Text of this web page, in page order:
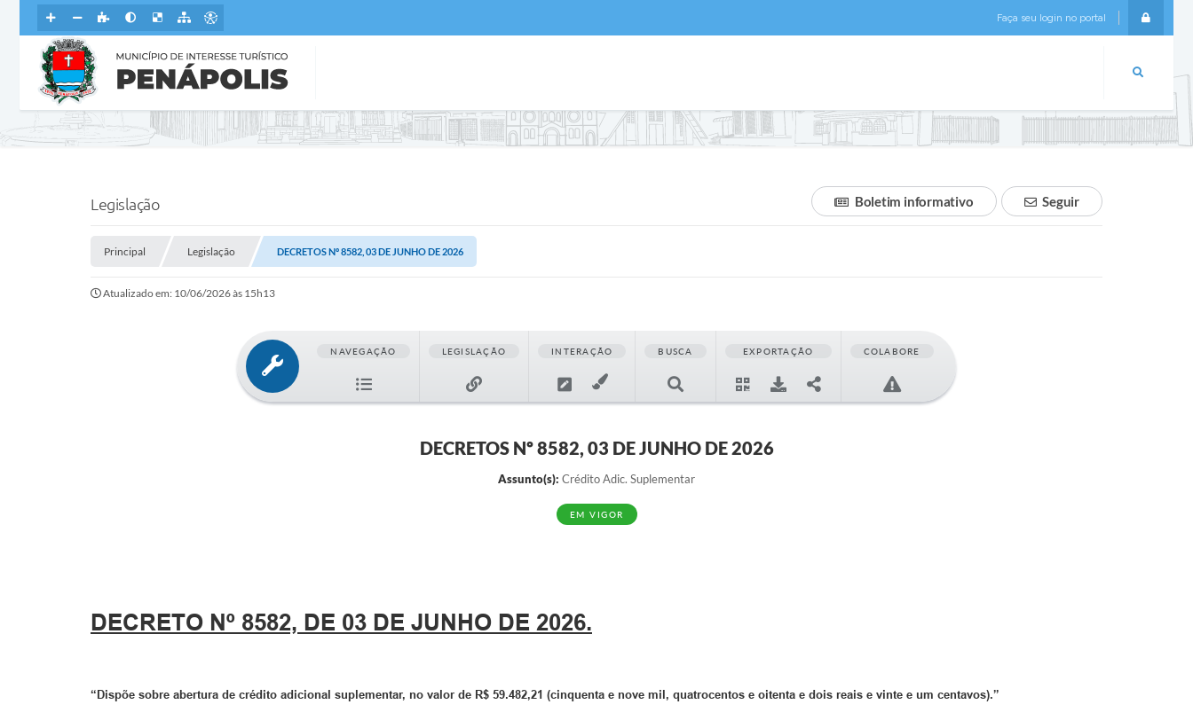
Faça seu login no portal
Legislação Seguir
Boletim informativo
Principal Legislação DECRETOS Nº 8582, 03 DE JUNHO DE 2026
Atualizado em: 10/06/2026 às 15h13
NAVEGAÇÃO LEGISLAÇÃO INTERAÇÃO BUSCA EXPORTAÇÃO COLABORE
DECRETOS Nº 8582, 03 DE JUNHO DE 2026
Assunto(s): Crédito Adic. Suplementar
EM VIGOR
DECRETO Nº 8582, DE 03 DE JUNHO DE 2026.
“Dispõe sobre abertura de crédito adicional suplementar, no valor de R$ 59.482,21 (cinquenta e nove mil, quatrocentos e oitenta e dois reais e vinte e um centavos).”